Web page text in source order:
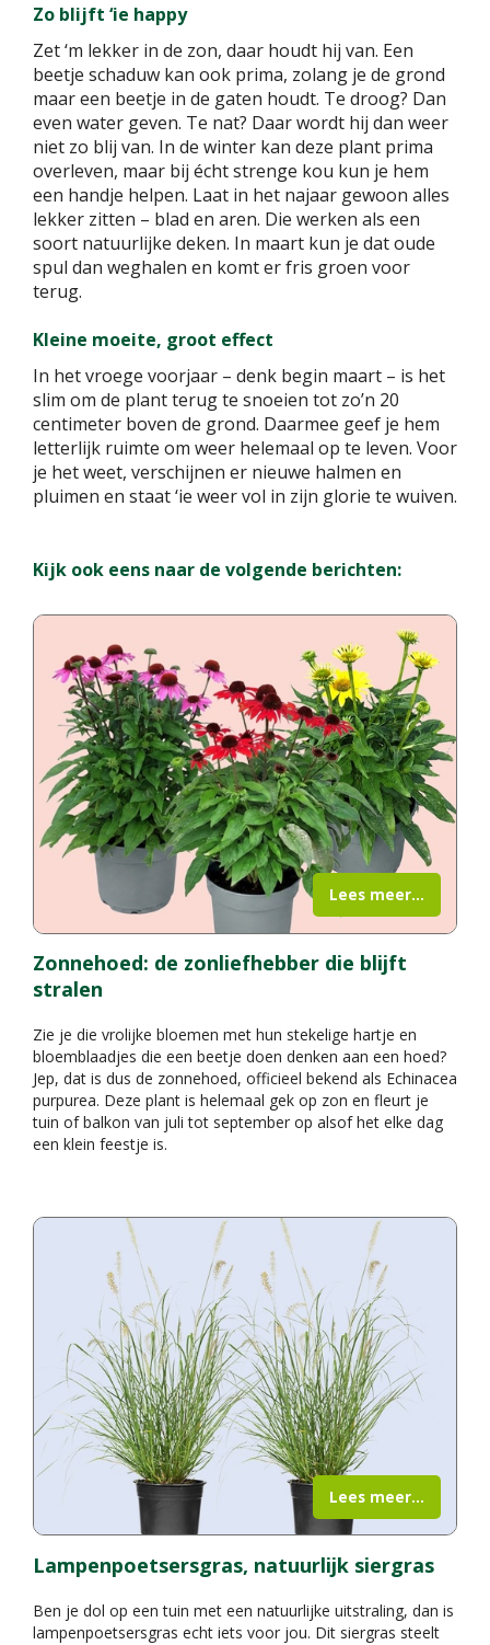
Zo blijft ‘ie happy
Zet ‘m lekker in de zon, daar houdt hij van. Een
beetje schaduw kan ook prima, zolang je de grond
maar een beetje in de gaten houdt. Te droog? Dan
even water geven. Te nat? Daar wordt hij dan weer
niet zo blij van. In de winter kan deze plant prima
overleven, maar bij écht strenge kou kun je hem
een handje helpen. Laat in het najaar gewoon alles
lekker zitten – blad en aren. Die werken als een
soort natuurlijke deken. In maart kun je dat oude
spul dan weghalen en komt er fris groen voor
terug.
Kleine moeite, groot effect
In het vroege voorjaar – denk begin maart – is het
slim om de plant terug te snoeien tot zo’n 20
centimeter boven de grond. Daarmee geef je hem
letterlijk ruimte om weer helemaal op te leven. Voor
je het weet, verschijnen er nieuwe halmen en
pluimen en staat ‘ie weer vol in zijn glorie te wuiven.
Kijk ook eens naar de volgende berichten:
Zonnehoed: de zonliefhebber die blijft
stralen
Zie je die vrolijke bloemen met hun stekelige hartje en
bloemblaadjes die een beetje doen denken aan een hoed?
Jep, dat is dus de zonnehoed, officieel bekend als Echinacea
purpurea. Deze plant is helemaal gek op zon en fleurt je
tuin of balkon van juli tot september op alsof het elke dag
een klein feestje is.
Lees meer...
Lampenpoetsersgras, natuurlijk siergras
Ben je dol op een tuin met een natuurlijke uitstraling, dan is
lampenpoetsersgras echt iets voor jou. Dit siergras steelt
Lees meer...